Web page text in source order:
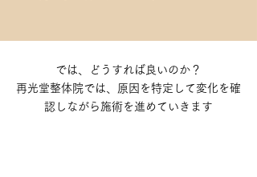
では、どうすれば良いのか？
再光堂整体院では、原因を特定して変化を確
認しながら施術を進めていきます